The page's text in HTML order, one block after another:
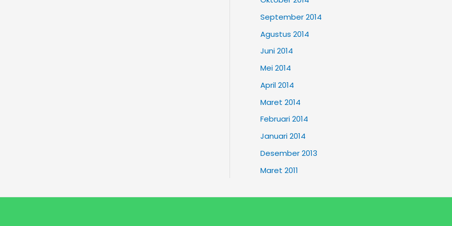
September 2014
Agustus 2014
Juni 2014
Mei 2014
April 2014
Maret 2014
Februari 2014
Januari 2014
Desember 2013
Maret 2011